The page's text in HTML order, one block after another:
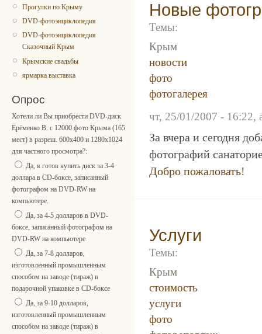
Прогулки по Крыму
DVD-фотоэнциклопедия
DVD-фотоэнциклопедия
Сказочный Крым
Крымские свадьбы
ярмарка выставка
Опрос
Хотели ли Вы приобрести DVD-диск
Ерёменко В. с 12000 фото Крыма (165
мест) в разреш. 600x400 и 1280x1024
для частного просмотра?:
Да, я готов купить диск за 3-4
доллара в CD-боксе, записанный
фотографом на DVD-RW на
компьютере.
Да, за 4-5 долларов в DVD-
боксе, записанный фотографом на
DVD-RW на компьютере
Да, за 7-8 долларов,
изготовленный промышленным
способом на заводе (тираж) в
подарочной упаковке в CD-боксе
Да, за 9-10 долларов,
изготовленный промышленным
способом на заводе (тираж) в
Новые
Темы:
Крым
новости
фото
фотогалерея
чт, 25/01/2007 - 16:22,
За вчера и сегодня
фотографий
Добро пожаловать!
Услуги
Темы:
Крым
стоимость
услуги
фото